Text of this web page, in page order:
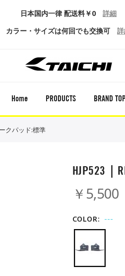
日本国内一律 配送料￥0 詳細
カラー・サイズは何回でも交換可
Home PRODUCTS BRAND
クパッド:標準
HJP523
￥5,500
COLOR ---